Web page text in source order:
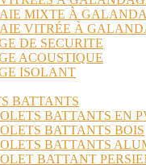
MIXTE À
VITRÉE À
DE SECURITE
ACOUSTIQUE
ISOLANT
BATTANTS
BATTANTS EN
BATTANTS BOIS
BATTANTS
BATTANT